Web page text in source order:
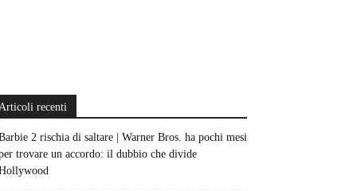
recenti
2 rischia di saltare | Warner Bros. ha pochi mesi
trovare un accordo: il dubbio che divide